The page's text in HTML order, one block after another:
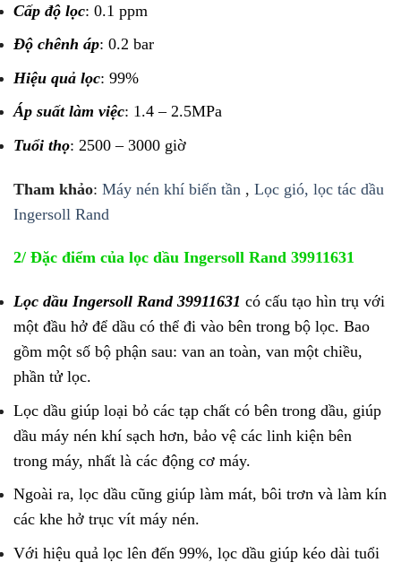
Cấp độ lọc: 0.1 ppm
Độ chênh áp: 0.2 bar
Hiệu quả lọc: 99%
Áp suất làm việc: 1.4 – 2.5MPa
Tuổi thọ: 2500 – 3000 giờ
Tham khảo: Máy nén khí biến tần , Lọc gió, lọc tác dầu
Ingersoll Rand
2/ Đặc điểm của lọc dầu Ingersoll Rand 39911631
Lọc dầu Ingersoll Rand 39911631 có cấu tạo hìn trụ với
một đầu hở để dầu có thể đi vào bên trong bộ lọc. Bao
gồm một số bộ phận sau: van an toàn, van một chiều,
phần tử lọc.
Lọc dầu giúp loại bỏ các tạp chất có bên trong dầu, giúp
dầu máy nén khí sạch hơn, bảo vệ các linh kiện bên
trong máy, nhất là các động cơ máy.
Ngoài ra, lọc dầu cũng giúp làm mát, bôi trơn và làm kín
các khe hở trục vít máy nén.
Với hiệu quả lọc lên đến 99%, lọc dầu giúp kéo dài tuổi